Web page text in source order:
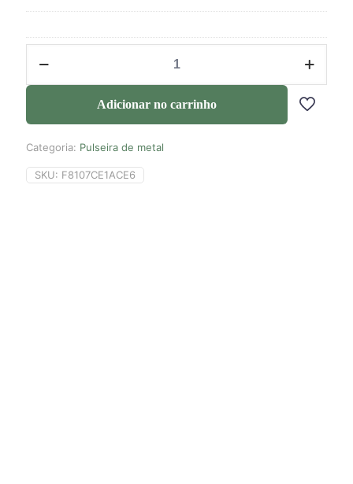
Adicionar no carrinho
Categoria: Pulseira de metal
SKU: F8107CE1ACE6